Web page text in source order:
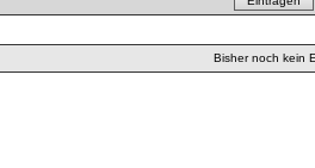
Bisher noch kein